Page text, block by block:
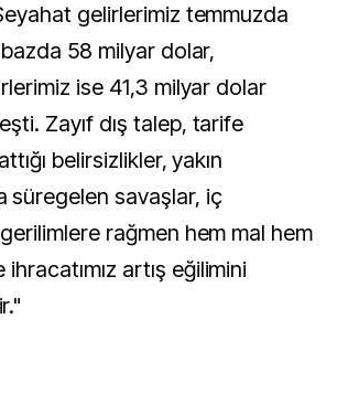
gelirlerimiz temmuzda
bazda 58 milyar dolar,
ise 41,3 milyar dolar
Zayıf dış talep, tarife
belirsizlikler, yakın
süregelen savaşlar, iç
gerilimlere rağmen hem mal hem
artış eğilimini